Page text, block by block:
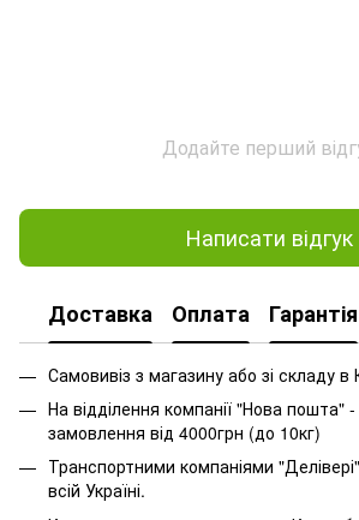
Додайте перший
Написати відгук
Доставка Оплата Гарантія
Самовивіз з магазину або зі складу в
На відділення компанії "Нова пошта"
замовлення від 4000грн (до 10кг)
Транспортними компаніями
всій Україні.